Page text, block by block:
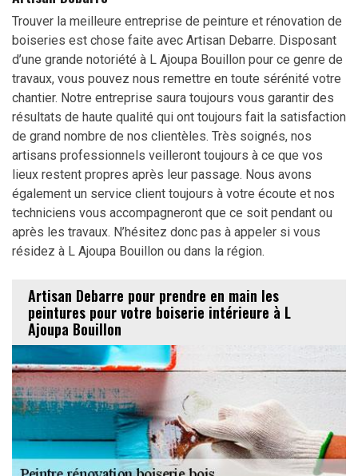
Trouver la meilleure entreprise de peinture et rénovation de
boiseries est chose faite avec Artisan Debarre. Disposant
d’une grande notoriété à L Ajoupa Bouillon pour ce genre de
travaux, vous pouvez nous remettre en toute sérénité votre
chantier. Notre entreprise saura toujours vous garantir des
résultats de haute qualité qui ont toujours fait la satisfaction
de grand nombre de nos clientèles. Très soignés, nos
artisans professionnels veilleront toujours à ce que vos
lieux restent propres après leur passage. Nous avons
également un service client toujours à votre écoute et nos
techniciens vous accompagneront que ce soit pendant ou
après les travaux. N’hésitez donc pas à appeler si vous
résidez à L Ajoupa Bouillon ou dans la région.
Artisan Debarre pour prendre en main les
peintures pour votre boiserie intérieure à L
Ajoupa Bouillon